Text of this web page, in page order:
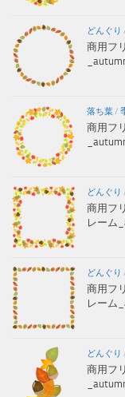
どんぐり
商用フ
落ち葉/
商用フ
どんぐり
商用フ
レーム
どんぐり
商用フ
レーム
どんぐり
商用フ